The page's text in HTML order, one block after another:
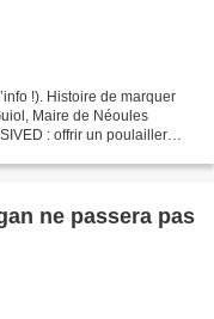
!). Histoire de marquer
Maire de Néoules
: offrir un poulailler
ne passera pas